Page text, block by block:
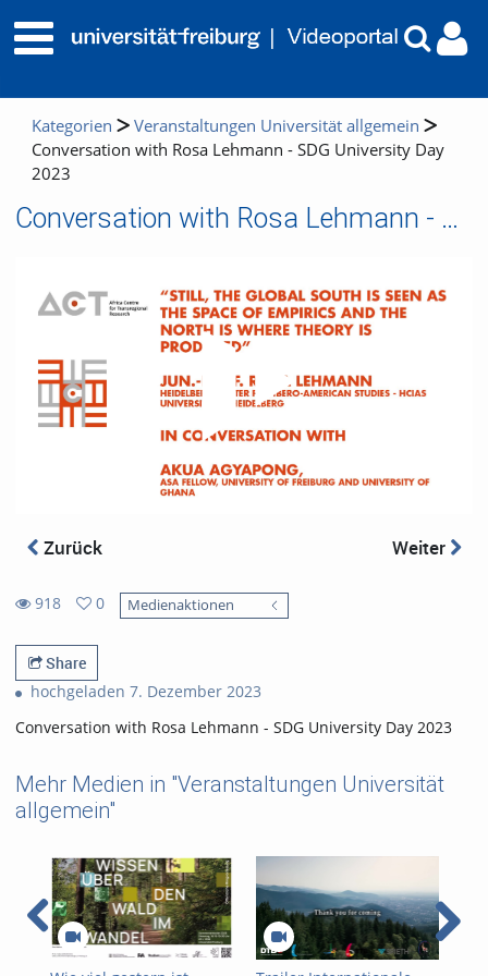
Kategorien
Veranstaltungen Universität allgemein
Conversation with Rosa Lehmann - SDG University Day
2023
Conversation with Rosa Lehmann - SDG University Day 2023
Zurück Weiter
918
views
0
favorites
Medienaktionen
Share
hochgeladen 7. Dezember 2023
Conversation with Rosa Lehmann - SDG University Day 2023
Mehr Medien in "Veranstaltungen Universität
allgemein"